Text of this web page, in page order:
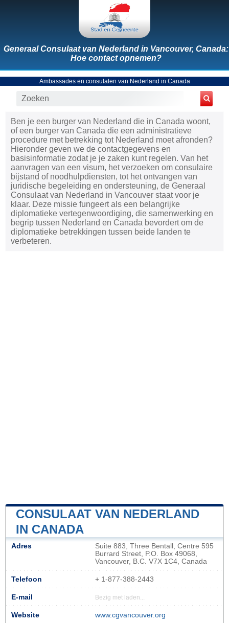
Generaal Consulaat van Nederland in Vancouver, Canada:
Hoe contact opnemen?
Ambassades en consulaten van Nederland in Canada
Ben je een burger van Nederland die in Canada woont,
of een burger van Canada die een administratieve
procedure met betrekking tot Nederland moet afronden?
Hieronder geven we de contactgegevens en
basisinformatie zodat je je zaken kunt regelen. Van het
aanvragen van een visum, het verzoeken om consulaire
bijstand of noodhulpdiensten, tot het ontvangen van
juridische begeleiding en ondersteuning, de Generaal
Consulaat van Nederland in Vancouver staat voor je
klaar. Deze missie fungeert als een belangrijke
diplomatieke vertegenwoordiging, die samenwerking en
begrip tussen Nederland en Canada bevordert om de
diplomatieke betrekkingen tussen beide landen te
verbeteren.
CONSULAAT VAN NEDERLAND
IN CANADA
Adres
Suite 883, Three Bentall, Centre 595
Burrard Street, P.O. Box 49068,
Vancouver, B.C. V7X 1C4, Canada
Telefoon + 1-877-388-2443
E-mail Bezig met laden...
Website www.cgvancouver.org